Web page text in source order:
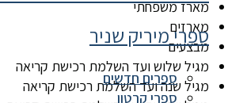
מארז משפחתי
מארזים
מבצעים
מגיל שלוש ועד השלמת רכישת קריאה
מגיל שנה ועד השלמת רכישת קריאה
ספרי מיריק שניר
ספרים חדשים
ספרי קרטון